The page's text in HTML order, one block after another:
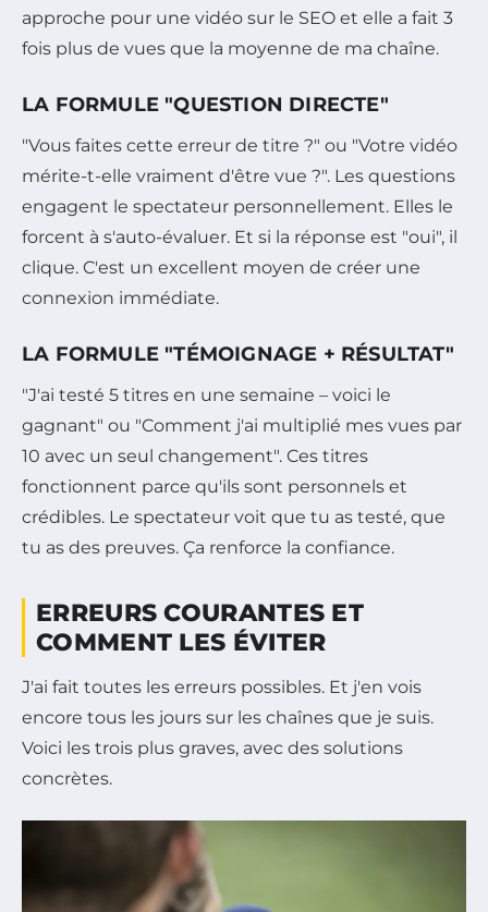
approche pour une vidéo sur le SEO et elle a fait 3
fois plus de vues que la moyenne de ma chaîne.
LA FORMULE "QUESTION DIRECTE"
"Vous faites cette erreur de titre ?" ou "Votre vidéo
mérite-t-elle vraiment d'être vue ?". Les questions
engagent le spectateur personnellement. Elles le
forcent à s'auto-évaluer. Et si la réponse est "oui", il
clique. C'est un excellent moyen de créer une
connexion immédiate.
LA FORMULE "TÉMOIGNAGE + RÉSULTAT"
"J'ai testé 5 titres en une semaine – voici le
gagnant" ou "Comment j'ai multiplié mes vues par
10 avec un seul changement". Ces titres
fonctionnent parce qu'ils sont personnels et
crédibles. Le spectateur voit que tu as testé, que
tu as des preuves. Ça renforce la confiance.
ERREURS COURANTES ET
COMMENT LES ÉVITER
J'ai fait toutes les erreurs possibles. Et j'en vois
encore tous les jours sur les chaînes que je suis.
Voici les trois plus graves, avec des solutions
concrètes.